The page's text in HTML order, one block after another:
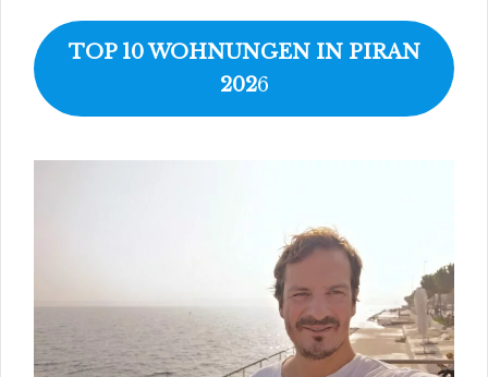
TOP 10 WOHNUNGEN IN PIRAN
2026